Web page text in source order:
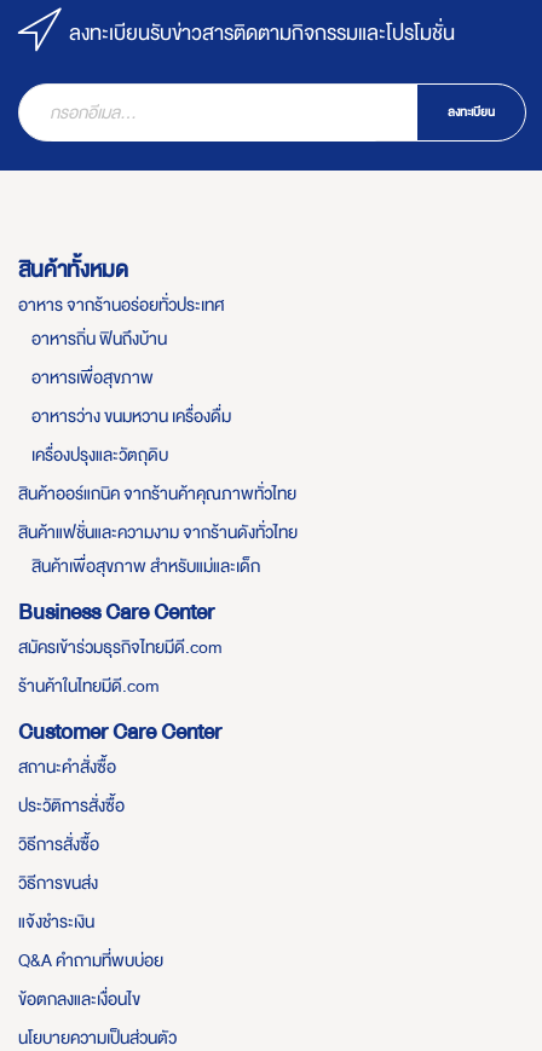
ลงทะเบียนรับข่าวสารติดตามกิจกรรมและโปรโมชั่น
ลงทะเบียน
สินค้าทั้งหมด
อาหาร จากร้านอร่อยทั่วประเทศ
อาหารถิ่น ฟินถึงบ้าน
อาหารเพื่อสุขภาพ
อาหารว่าง ขนมหวาน เครื่องดื่ม
เครื่องปรุงและวัตถุดิบ
สินค้าออร์แกนิค จากร้านค้าคุณภาพทั่วไทย
สินค้าแฟชั่นและความงาม จากร้านดังทั่วไทย
สินค้าเพื่อสุขภาพ สำหรับแม่และเด็ก
Business Care Center
สมัครเข้าร่วมธุรกิจไทยมีดี.com
ร้านค้าในไทยมีดี.com
Customer Care Center
สถานะคำสั่งซื้อ
ประวัติการสั่งซื้อ
วิธีการสั่งซื้อ
วิธีการขนส่ง
แจ้งชำระเงิน
Q&A คำถามที่พบบ่อย
ข้อตกลงและเงื่อนไข
นโยบายความเป็นส่วนตัว